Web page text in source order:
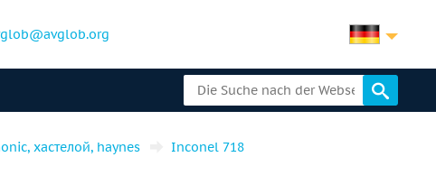
хастелой, haynes Inconel 718